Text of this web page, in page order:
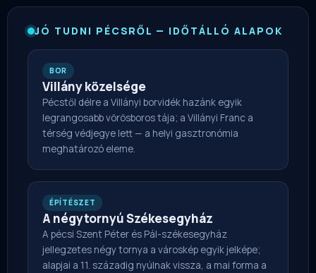
JÓ TUDNI PÉCSRŐL — IDŐTÁLLÓ ALAPOK
BOR
Villány közelsége
Pécstől délre a Villányi borvidék hazánk egyik
legrangosabb vörösboros tája; a Villányi Franc a
térség védjegye lett — a helyi gasztronómia
meghatározó eleme.
ÉPÍTÉSZET
A négytornyú Székesegyház
A pécsi Szent Péter és Pál-székesegyház
jellegzetes négy tornya a városkép egyik jelképe;
alapjai a 11. századig nyúlnak vissza, a mai forma a